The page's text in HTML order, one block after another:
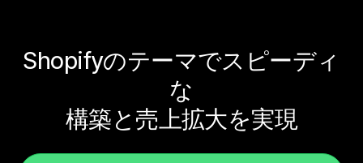
Shopifyのテーマでスピーディ
な
構築と売上拡大を実現